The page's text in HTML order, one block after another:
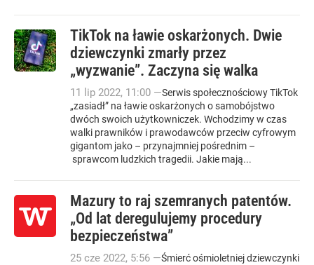
TikTok na ławie oskarżonych. Dwie
dziewczynki zmarły przez
„wyzwanie”. Zaczyna się walka
11 lip 2022, 11:00 —Serwis społecznościowy TikTok
„zasiadł” na ławie oskarżonych o samobójstwo
dwóch swoich użytkowniczek. Wchodzimy w czas
walki prawników i prawodawców przeciw cyfrowym
gigantom jako – przynajmniej pośrednim –
sprawcom ludzkich tragedii. Jakie mają...
Mazury to raj szemranych patentów.
„Od lat deregulujemy procedury
bezpieczeństwa”
25 cze 2022, 5:56 —Śmierć ośmioletniej dziewczynki